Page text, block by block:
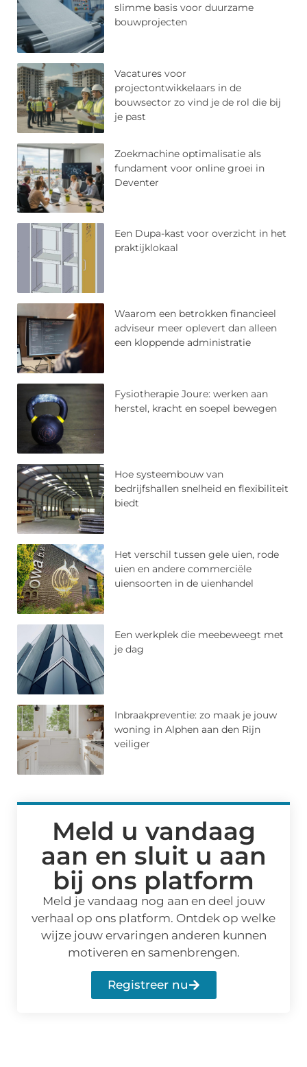
slimme basis voor duurzame
bouwprojecten
Vacatures voor
projectontwikkelaars in de
bouwsector zo vind je de rol die bij
je past
Zoekmachine optimalisatie als
fundament voor online groei in
Deventer
Een Dupa-kast voor overzicht in het
praktijklokaal
Waarom een betrokken financieel
adviseur meer oplevert dan alleen
een kloppende administratie
Fysiotherapie Joure: werken aan
herstel, kracht en soepel bewegen
Hoe systeembouw van
bedrijfshallen snelheid en flexibiliteit
biedt
Het verschil tussen gele uien, rode
uien en andere commerciële
uiensoorten in de uienhandel
Een werkplek die meebeweegt met
je dag
Inbraakpreventie: zo maak je jouw
woning in Alphen aan den Rijn
veiliger
Meld u vandaag
aan en sluit u aan
bij ons platform
Meld je vandaag nog aan en deel jouw
verhaal op ons platform. Ontdek op welke
wijze jouw ervaringen anderen kunnen
motiveren en samenbrengen.
Registreer nu